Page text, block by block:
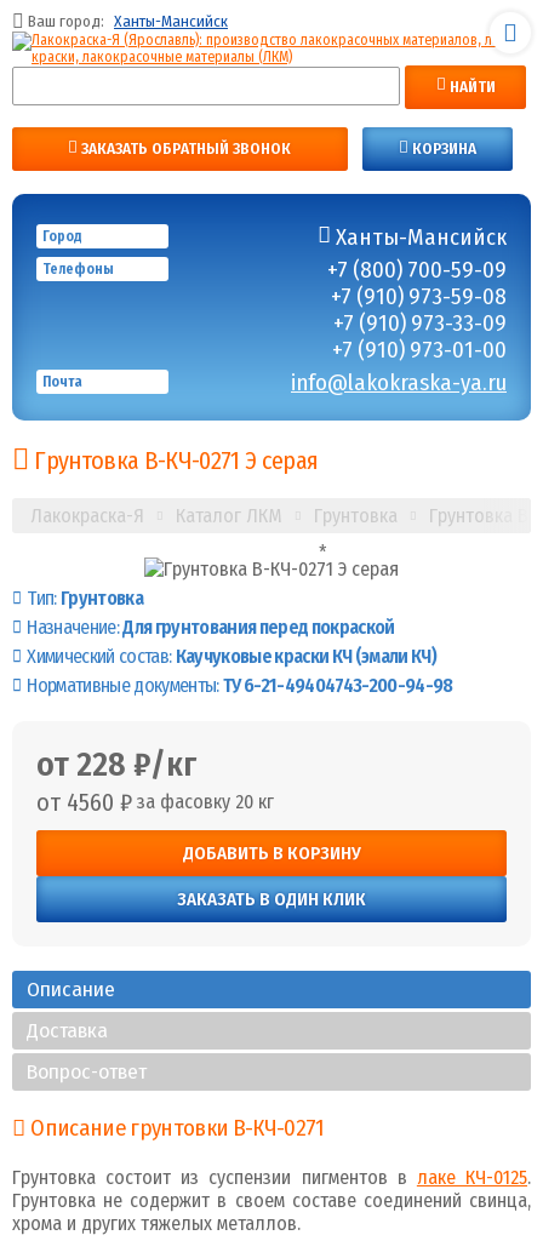
Ваш город: Ханты-Мансийск
НАЙТИ
ЗАКАЗАТЬ ОБРАТНЫЙ ЗВОНОК КОРЗИНА
Город Ханты-Мансийск
Телефоны
+7 (800) 700-59-09
+7 (910) 973-59-08
+7 (910) 973-33-09
+7 (910) 973-01-00
Почта info@lakokraska-ya.ru
Грунтовка В-КЧ-0271 Э серая
Лакокраска-Я Каталог ЛКМ Грунтовка Грунтовка В-
Тип: Грунтовка
Назначение:Для грунтования перед покраской
Химический состав: Каучуковые краски КЧ (эмали КЧ)
Нормативные документы:ТУ 6-21-49404743-200-94-98
от 228 ₽/кг
от 4560 ₽ за фасовку 20 кг
ДОБАВИТЬ В КОРЗИНУ
ЗАКАЗАТЬ В ОДИН КЛИК
Описание
Доставка
Вопрос-ответ
Описание грунтовки В-КЧ-0271
Грунтовка состоит из суспензии пигментов в лаке КЧ-0125.
Грунтовка не содержит в своем составе соединений свинца,
хрома и других тяжелых металлов.